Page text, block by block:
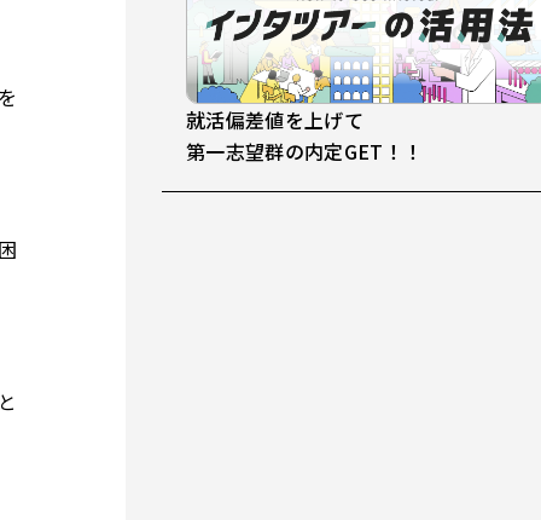
就活偏差値を上げて
第一志望群の内定GET！！